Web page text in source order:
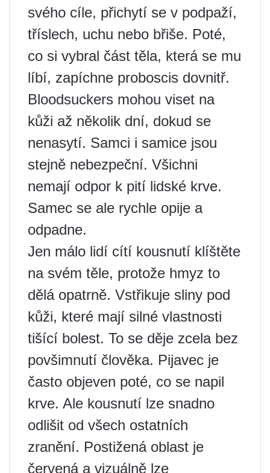
svého cíle, přichytí se v podpaží,
tříslech, uchu nebo břiše. Poté,
co si vybral část těla, která se mu
líbí, zapíchne proboscis dovnitř.
Bloodsuckers mohou viset na
kůži až několik dní, dokud se
nenasytí. Samci i samice jsou
stejně nebezpeční. Všichni
nemají odpor k pití lidské krve.
Samec se ale rychle opije a
odpadne.
Jen málo lidí cítí kousnutí klíštěte
na svém těle, protože hmyz to
dělá opatrně. Vstřikuje sliny pod
kůži, které mají silné vlastnosti
tišící bolest. To se děje zcela bez
povšimnutí člověka. Pijavec je
často objeven poté, co se napil
krve. Ale kousnutí lze snadno
odlišit od všech ostatních
zranění. Postižená oblast je
červená a vizuálně lze